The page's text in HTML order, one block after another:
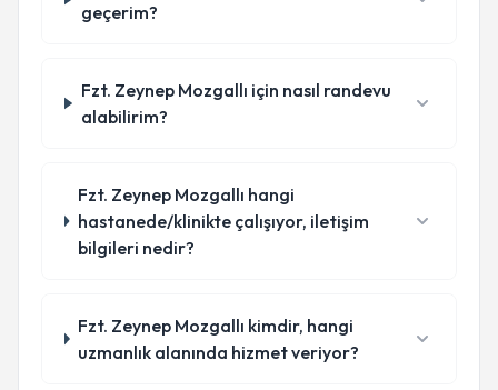
geçerim?
Fzt. Zeynep Mozgallı için nasıl randevu
alabilirim?
Fzt. Zeynep Mozgallı hangi
hastanede/klinikte çalışıyor, iletişim
bilgileri nedir?
Fzt. Zeynep Mozgallı kimdir, hangi
uzmanlık alanında hizmet veriyor?